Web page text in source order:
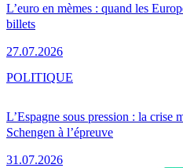
L’euro en mèmes : quand les
billets
27.07.2026
L’Espagne sous pression : la crise
Schengen à l’épreuve
31.07.2026
POLITIQUE